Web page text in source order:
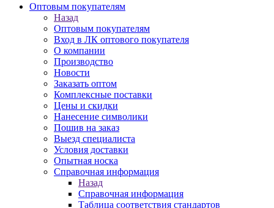
Оптовым покупателям
Назад
Оптовым покупателям
Вход в ЛК оптового покупателя
О компании
Производство
Новости
Заказать оптом
Комплексные поставки
Цены и скидки
Нанесение символики
Пошив на заказ
Выезд специалиста
Условия доставки
Опытная носка
Справочная информация
Назад
Справочная информация
Таблица соответствия стандартов